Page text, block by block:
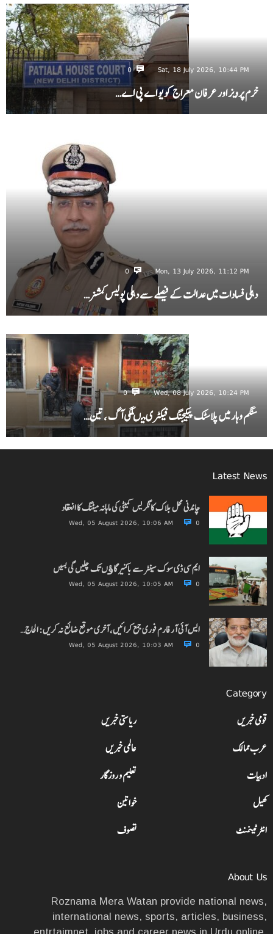
Sat, 18 July 2026, 10:44 PM
0
خرم پرویز اور عرفان معراج کو یو اے پی اے…
Mon, 13 July 2026, 11:12 PM
0
دہلی فسادات میں عدالت کے فیصلے سے دہلی پولیس کمشنر…
Wed, 08 July 2026, 10:24 PM
0
سنگم وہار میں پلاسٹک پیکیجنگ فیکٹری میںلگی آگ ، تین…
Latest News
چاندنی محل بلاک کانگریس کمیٹی کی ماہانہ میٹنگ کا انعقاد
Wed, 05 August 2026, 10:06 AM 0
ایم سی ڈی سوک سینٹر سے باکنیر گاﺅں تک چلیں گی بسیں
Wed, 05 August 2026, 10:05 AM 0
ایس آئی آر فارم فوری جمع کرائیں، آخری موقع ضائع نہ کریں: الحاج…
Wed, 05 August 2026, 10:03 AM 0
Category
قومی خبریں
ریاستی خبریں
عرب ممالک
عالمی خبریں
ادبیات
تعلیم و روزگار
کھیل
خواتین
انٹرٹینمنٹ
تصوف
About Us
Roznama Mera Watan provide national news,
international news, sports, articles, business,